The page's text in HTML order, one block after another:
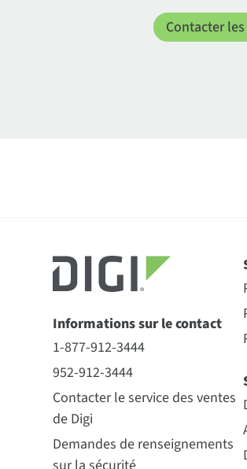
Contacter
Informations sur le contact
1-877-912-3444
952-912-3444
Contacter le service des ventes
de Digi
Demandes de renseignements